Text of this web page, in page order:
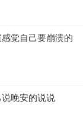
觉自己要崩溃的
晚安的说说